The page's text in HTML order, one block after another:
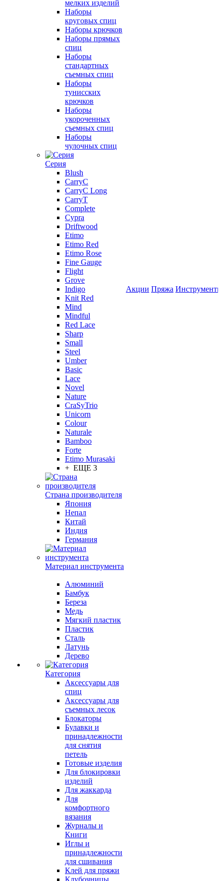
мелких изделий
Наборы
круговых спиц
Наборы крючков
Наборы прямых
спиц
Наборы
стандартных
съемных спиц
Наборы
тунисских
крючков
Наборы
укороченных
съемных спиц
Наборы
чулочных спиц
Серия
Blush
CarryC
CarryC Long
CarryT
Complete
Cypra
Driftwood
Etimo
Etimo Red
Etimo Rose
Fine Gauge
Flight
Grove
Indigo
Knit Red
Mind
Mindful
Red Lace
Sharp
Small
Steel
Umber
Basic
Lace
Novel
Nature
CraSyTrio
Unicorn
Colour
Naturale
Bamboo
Forte
Etimo Murasaki
+ ЕЩЕ 3
Страна производителя
Япония
Непал
Китай
Индия
Германия
Материал инструмента
Алюминий
Бамбук
Береза
Медь
Мягкий пластик
Пластик
Сталь
Латунь
Дерево
Категория
Аксессуары для
спиц
Аксессуары для
съемных лесок
Блокаторы
Булавки и
принадлежности
для снятия
петель
Готовые изделия
Для блокировки
изделий
Для жаккарда
Для
комфортного
вязания
Журналы и
Книги
Иглы и
принадлежности
для сшивания
Клей для пряжи
Клубочницы
Акции Пряжа Инструменты